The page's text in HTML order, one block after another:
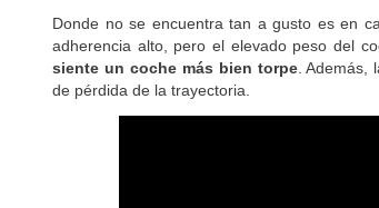
Donde no se encuentra tan a gusto es en
adherencia alto, pero el elevado peso del
siente un coche más bien torpe. Además,
de pérdida de la trayectoria.